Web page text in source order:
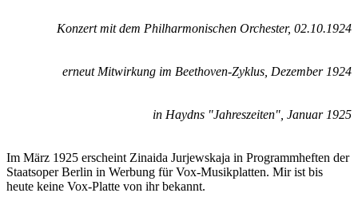
Konzert mit dem Philharmonischen Orchester, 02.10.1924
erneut Mitwirkung im Beethoven-Zyklus, Dezember 1924
in Haydns "Jahreszeiten", Januar 1925
Im März 1925 erscheint Zinaida Jurjewskaja in Programmheften der
Staatsoper Berlin in Werbung für Vox-Musikplatten. Mir ist bis
heute keine Vox-Platte von ihr bekannt.